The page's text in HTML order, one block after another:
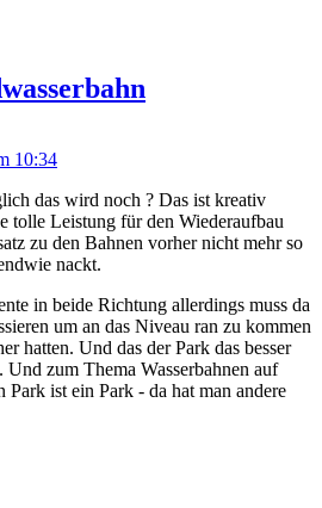
10:34
das wird noch ? Das ist kreativ
tolle Leistung für den Wiederaufbau
zu den Bahnen vorher nicht mehr so
nackt.
in beide Richtung allerdings muss da
um an das Niveau ran zu kommen
hatten. Und das der Park das besser
zum Thema Wasserbahnen auf
ist ein Park - da hat man andere